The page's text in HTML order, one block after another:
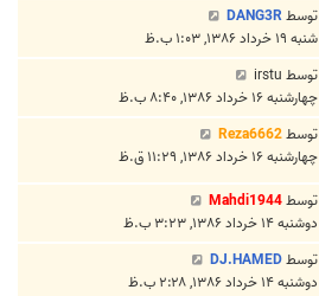
توسطDANG3R
شنبه ۱۹ خرداد ۱۳۸۶, ۱:۰۳ ب.ظ
توسط irstu
چهارشنبه ۱۶ خرداد ۱۳۸۶, ۸:۴۰ ب.ظ
توسطReza6662
چهارشنبه ۱۶ خرداد ۱۳۸۶, ۱۱:۲۹ ق.ظ
توسطMahdi1944
دوشنبه ۱۴ خرداد ۱۳۸۶, ۳:۲۳ ب.ظ
توسطDJ.HAMED
دوشنبه ۱۴ خرداد ۱۳۸۶, ۲:۲۸ ب.ظ